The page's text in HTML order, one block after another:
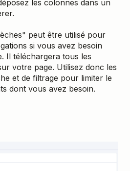
les colonnes dans un
peut être utilisé pour
si vous avez besoin
Il téléchargera tous les
votre page. Utilisez donc les
et de filtrage pour limiter le
dont vous avez besoin.